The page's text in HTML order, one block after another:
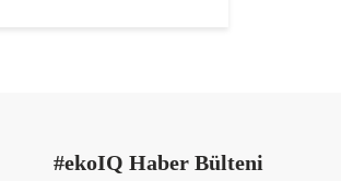
#ekoIQ Haber Bülteni